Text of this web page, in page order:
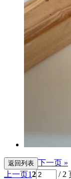
返回列表 下一页 »
上一页12
/ 2